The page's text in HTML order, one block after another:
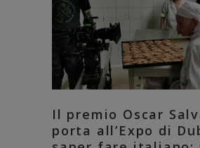
Il premio Oscar
porta all’Expo di